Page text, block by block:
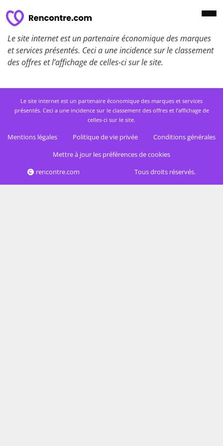
Le site internet est un partenaire économique des marques
et services présentés. Ceci a une incidence sur le classement
des offres et l’affichage de celles-ci sur le site.
Le site internet est un partenaire économique des marques et services
présentés. Ceci a une incidence sur le classement des offres et l’affichage de
celles-ci sur le site.
Mentions légales Politique de vie privée
Conditions générales
Mettre à jour les préférences de cookies
rencontre.com
Tous droits réservés.